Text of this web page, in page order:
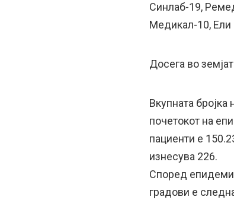
Синлаб-19,
Медикал-10, Ели
Досега во
Вкупната
почетокот на
пациенти е
изнесува 226.
Според
градови е